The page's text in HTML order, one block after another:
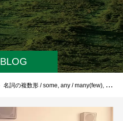
BLOG
名詞の複数形 / some, any / many(few), much(little)②